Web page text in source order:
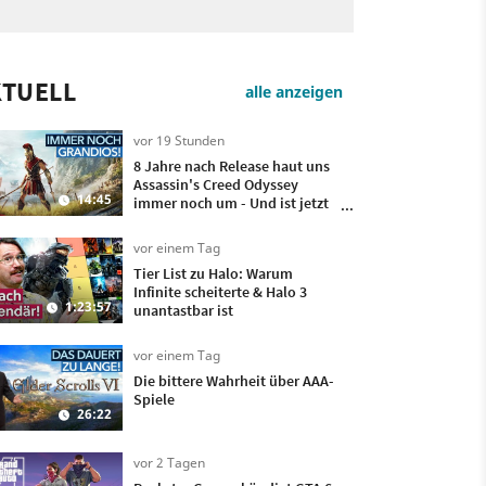
alle anzeigen
14:45
vor 19 Stunden
8 Jahre nach Release haut uns
Assassin's Creed Odyssey
immer noch um - Und ist jetzt
1:23:57
vor einem Tag
Tier List zu Halo: Warum
Infinite scheiterte & Halo 3
unantastbar ist
26:22
vor einem Tag
Die bittere Wahrheit über AAA-
Spiele
vor 2 Tagen